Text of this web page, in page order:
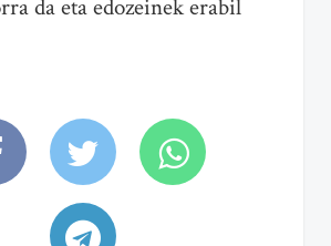
da eta edozeinek erabil